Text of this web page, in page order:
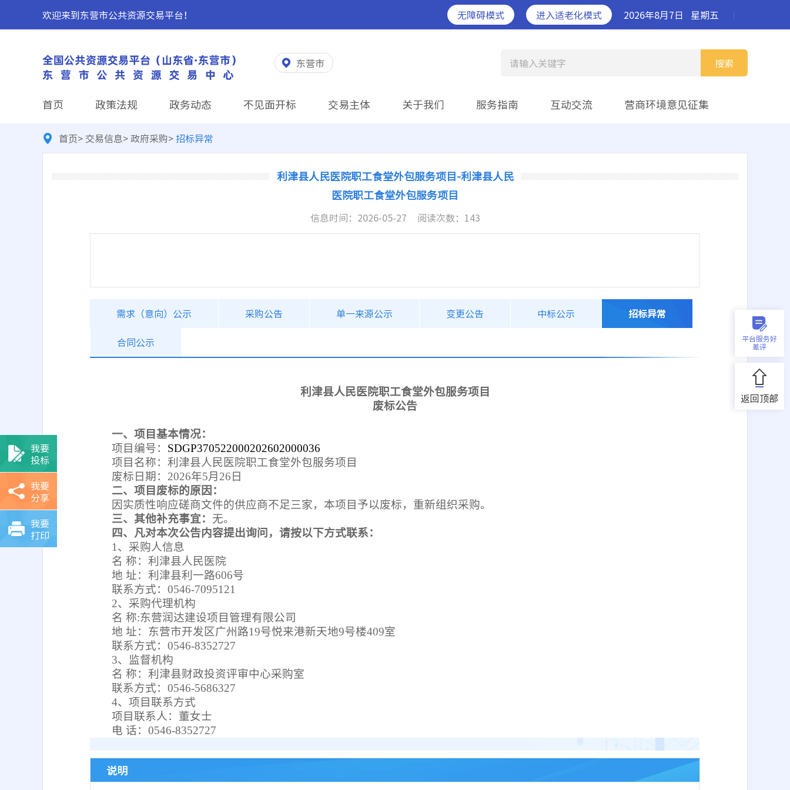
欢迎来到东营市公共资源交易平台！ 无障碍模式 进入适老化模式 2026年8月7日 星期五
东营市 搜索
请输入关键字
首页 政策法规 政务动态 不见面开标 交易主体 关于我们 服务指南 互动交流 营商环境意见征集
平台服务好
差评
返回顶部
首页> 交易信息>政府采购>招标异常
利津县人民医院职工食堂外包服务项目-利津县人民
医院职工食堂外包服务项目
信息时间： 2026-05-27 阅读次数： 143
需求（意向）公示 采购公告 单一来源公示 变更公告 中标公示 招标异常
合同公示
利津县人民医院职工食堂外包服务项目
废标公告
一、项目基本情况：
项目编号： SDGP370522000202602000036
项目名称：利津县人民医院职工食堂外包服务项目
废标日期：2026年5月26日
二、项目废标的原因：
因实质性响应磋商文件的供应商不足三家，本项目予以废标，重新组织采购。
三、其他补充事宜： 无。
四、凡对本次公告内容提出询问，请按以下方式联系：
1、采购人信息
名 称：利津县人民医院
地 址：利津县利一路606号
联系方式：0546-7095121
2、采购代理机构
名 称:东营润达建设项目管理有限公司
地 址：东营市开发区广州路19号悦来港新天地9号楼409室
联系方式：0546-8352727
3、监督机构
名 称：利津县财政投资评审中心采购室
联系方式：0546-5686327
4、项目联系方式
项目联系人：董女士
电 话：0546-8352727
说明
我要
投标
我要
分享
我要
打印